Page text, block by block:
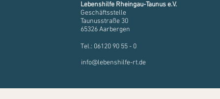
Lebenshilfe Rheingau-Taunus e.V.
Geschäftsstelle
Taunusstraße 30
65326 Aarbergen
Tel.: 06120 90 55 - 0
info@lebenshilfe-rt.de